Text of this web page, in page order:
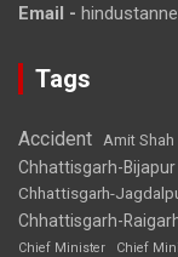
Email -
Tags
Accident Amit Shah
Chhattisgarh-Bijapur
Chhattisgarh-
Chhattisgarh-
Chief Minister
Chief